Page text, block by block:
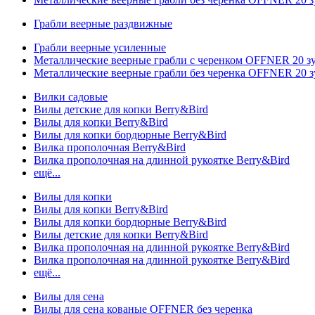
Грабли веерные раздвижные
Грабли веерные усиленные
Металлические веерные грабли с черенком OFFNER 20
Металлические веерные грабли без черенка OFFNER 20
Вилки садовые
Вилы детские для копки Berry&Bird
Вилы для копки Berry&Bird
Вилы для копки бордюрные Berry&Bird
Вилка прополочная Berry&Bird
Вилка прополочная на длинной рукоятке Berry&Bird
ещё...
Вилы для копки
Вилы для копки Berry&Bird
Вилы для копки бордюрные Berry&Bird
Вилы детские для копки Berry&Bird
Вилка прополочная на длинной рукоятке Berry&Bird
Вилка прополочная на длинной рукоятке Berry&Bird
ещё...
Вилы для сена
Вилы для сена кованые OFFNER без черенка